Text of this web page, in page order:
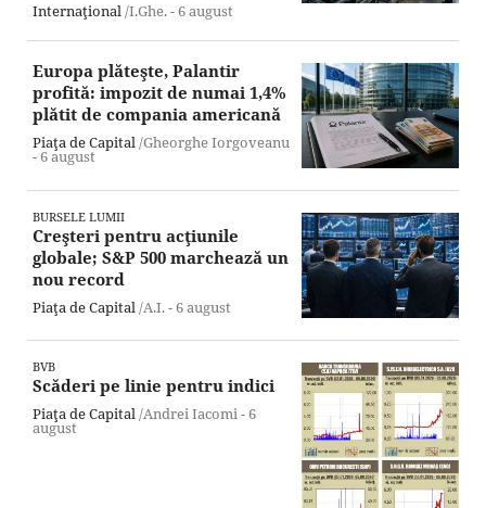
Internaţional/I.Ghe. -6 august
Europa plăteşte, Palantir
profită: impozit de numai 1,4%
plătit de compania americană
Piaţa de Capital/Gheorghe Iorgoveanu
-6 august
BURSELE LUMII
Creşteri pentru acţiunile
globale; S&P 500 marchează un
nou record
Piaţa de Capital/A.I. -6 august
BVB
Scăderi pe linie pentru indici
Piaţa de Capital/Andrei Iacomi -6
august